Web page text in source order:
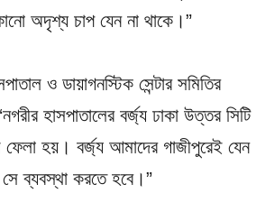
অদৃশ্য চাপ যেন না থাকে।”
ও ডায়াগনস্টিক সেন্টার সমিতির
হাসপাতালের বর্জ্য ঢাকা উত্তর সিটি
ফেলা হয়। বর্জ্য আমাদের গাজীপুরেই যেন
ব্যবস্থা করতে হবে।”